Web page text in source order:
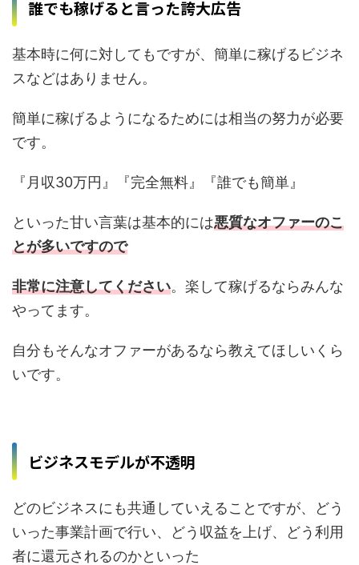
誰でも稼げると言った誇大広告
基本時に何に対してもですが、簡単に稼げるビジネ
スなどはありません。
簡単に稼げるようになるためには相当の努力が必要
です。
『月収30万円』『完全無料』『誰でも簡単』
といった甘い言葉は基本的には悪質なオファーのこ
とが多いですので
非常に注意してください。楽して稼げるならみんな
やってます。
自分もそんなオファーがあるなら教えてほしいくら
いです。
ビジネスモデルが不透明
どのビジネスにも共通していえることですが、どう
いった事業計画で行い、どう収益を上げ、どう利用
者に還元されるのかといった